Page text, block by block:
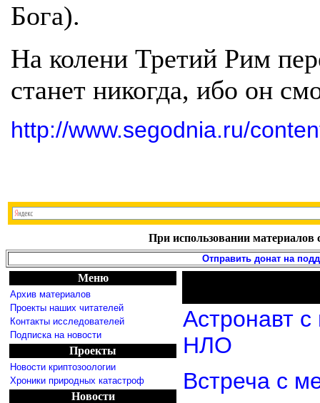
Бога).
На колени Третий Рим
станет никогда, ибо он
http://www.segodnia.ru/
При использовании материалов
Отправить донат на
Меню
Архив материалов
Проекты наших читателей
Контакты исследователей
Подписка на новости
Проекты
Новости криптозоологии
Хроники природных катастроф
Новости
Астронавт
НЛО
Встреча с